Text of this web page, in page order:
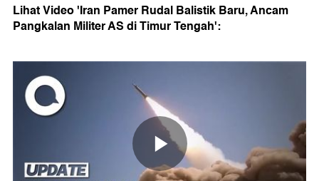
Lihat Video 'Iran Pamer Rudal Balistik Baru, Ancam
Pangkalan Militer AS di Timur Tengah':